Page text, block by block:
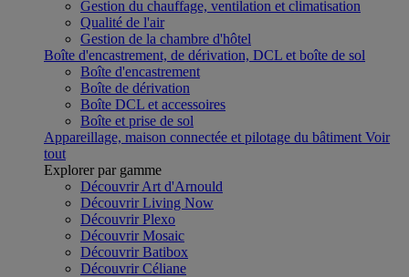
Gestion du chauffage, ventilation et climatisation
Qualité de l'air
Gestion de la chambre d'hôtel
Boîte d'encastrement, de dérivation, DCL et boîte de sol
Boîte d'encastrement
Boîte de dérivation
Boîte DCL et accessoires
Boîte et prise de sol
Appareillage, maison connectée et pilotage du bâtiment Voir
tout
Explorer par gamme
Découvrir Art d'Arnould
Découvrir Living Now
Découvrir Plexo
Découvrir Mosaic
Découvrir Batibox
Découvrir Céliane